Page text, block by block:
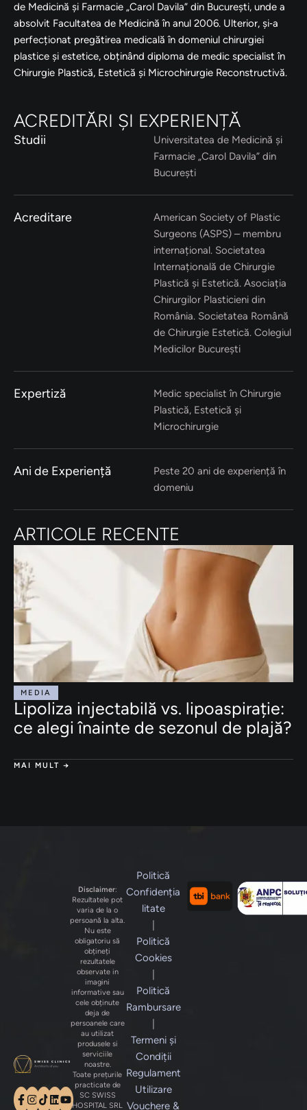
de Medicină și Farmacie „Carol Davila” din București, unde a
absolvit Facultatea de Medicină în anul 2006. Ulterior, și‑a
perfecționat pregătirea medicală în domeniul chirurgiei
plastice și estetice, obținând diploma de medic specialist în
Chirurgie Plastică, Estetică și Microchirurgie Reconstructivă.
ACREDITĂRI ȘI EXPERIENȚĂ
Studii
Universitatea de Medicină și
Farmacie „Carol Davila” din
București
Acreditare
American Society of Plastic
Surgeons (ASPS) – membru
internațional. Societatea
Internațională de Chirurgie
Plastică și Estetică. Asociația
Chirurgilor Plasticieni din
România. Societatea Română
de Chirurgie Estetică. Colegiul
Medicilor București
Expertiză
Medic specialist în Chirurgie
Plastică, Estetică și
Microchirurgie
Ani de Experiență
Peste 20 ani de experiență în
domeniu
ARTICOLE RECENTE
MEDIA
Lipoliza injectabilă vs. lipoaspirație:
ce alegi înainte de sezonul de plajă?
MAI MULT →
Disclaimer:
Rezultatele pot
varia de la o
persoană la alta.
Nu este
obligatoriu să
obțineți
rezultatele
observate in
imagini
informative sau
cele obținute
deja de
persoanele care
au utilizat
produsele si
serviciile
noastre.
Toate prețurile
practicate de
SC SWISS
HOSPITAL SRL
Politică
Confidenția
litate
Politică
Cookies
Politică
Rambursare
Termeni și
Condiții
Regulament
Utilizare
Vouchere &